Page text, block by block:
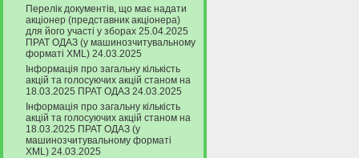
Перелік документів, що має надати
акціонер (представник акціонера)
для його участі у зборах 25.04.2025
ПРАТ ОДАЗ (у машинозчитувальному
форматі XML) 24.03.2025
Інформація про загальну кількість
акцій та голосуючих акцій станом на
18.03.2025 ПРАТ ОДАЗ 24.03.2025
Інформація про загальну кількість
акцій та голосуючих акцій станом на
18.03.2025 ПРАТ ОДАЗ (у
машинозчитувальному форматі
XML) 24.03.2025